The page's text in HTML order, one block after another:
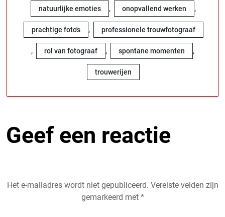
natuurlijke emoties , onopvallend werken ,
prachtige foto's , professionele trouwfotograaf
, rol van fotograaf , spontane momenten ,
trouwerijen
Geef een reactie
Het e-mailadres wordt niet gepubliceerd. Vereiste velden zijn
gemarkeerd met *